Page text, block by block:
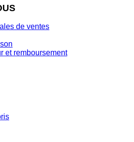
de ventes
et remboursement